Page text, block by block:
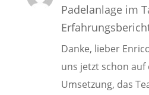
Padelanlage im
Danke, lieber
uns jetzt schon auf
Umsetzung, das